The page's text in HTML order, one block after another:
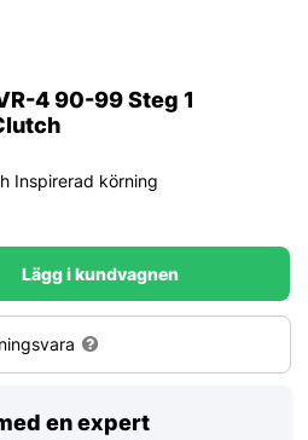
4 90-99 Steg 1
Inspirerad körning
Lägg i kundvagnen
en expert